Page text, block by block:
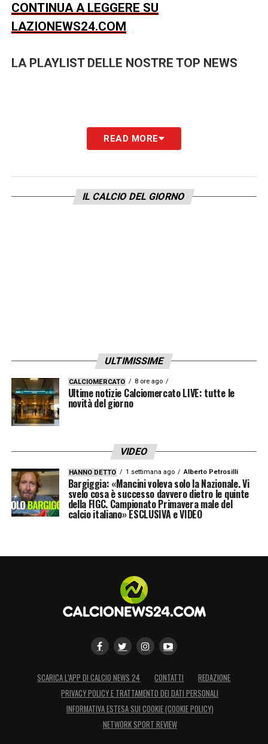
CONTINUA A LEGGERE SU
LAZIONEWS24.COM
LA PLAYLIST DELLE NOSTRE TOP NEWS
READ MORE
IL CALCIO DEL GIORNO
ULTIMISSIME
CALCIOMERCATO 8 ore ago
Ultime notizie Calciomercato LIVE: tutte le
novità del giorno
VIDEO
HANNO DETTO 1 settimana ago Alberto Petrosilli
Bargiggia: «Mancini voleva solo la Nazionale. Vi
svelo cosa è successo davvero dietro le quinte
della FIGC. Campionato Primavera male del
calcio italiano» ESCLUSIVA e VIDEO
SCARICA L’APP DI CALCIO NEWS 24 CONTATTI
REDAZIONE
PRIVACY POLICY E TRATTAMENTO DEI DATI PERSONALI
INFORMATIVA ESTESA SUI COOKIE (COOKIE POLICY)
NETWORK SPORT REVIEW